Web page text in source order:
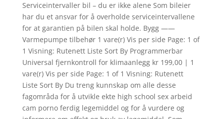
Serviceintervaller bil – du er ikke alene Som bileier
har du et ansvar for å overholde serviceintervallene
for at garantien på bilen skal holde. Bygg ——
Varmepumpe tilbehør 1 vare(r) Vis per side Page: 1 of
1 Visning: Rutenett Liste Sort By Programmerbar
Universal fjernkontroll for klimaanlegg kr 199,00 | 1
vare(r) Vis per side Page: 1 of 1 Visning: Rutenett
Liste Sort By Du treng kunnskap om alle desse
fagområda for å utvikle ekte high school sex arbeid
cam porno ferdig legemiddel og for å vurdere og